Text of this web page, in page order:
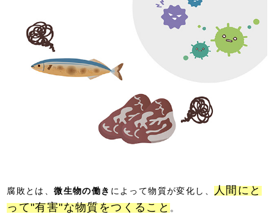
腐敗とは、微生物の働き によって物質が変化し、 人間にと
って"有害"な物質をつくること。